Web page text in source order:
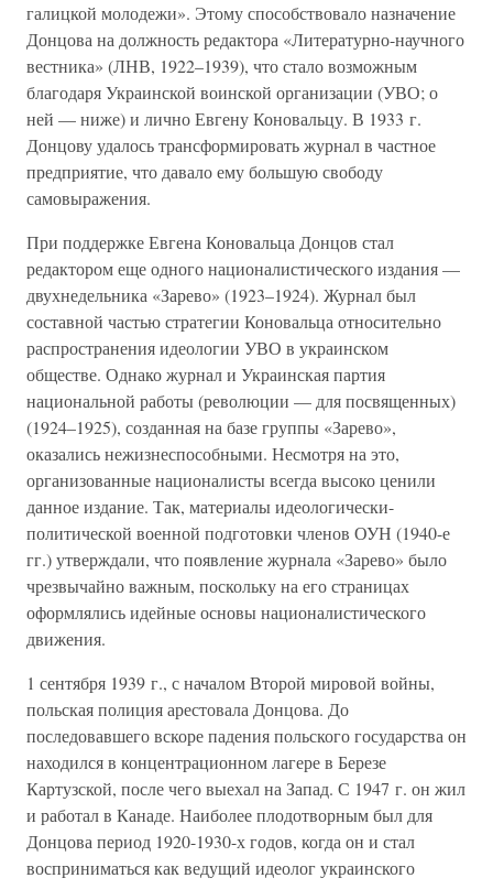
галицкой молодежи». Этому способствовало назначение
Донцова на должность редактора «Литературно-научного
вестника» (ЛНВ, 1922–1939), что стало возможным
благодаря Украинской воинской организации (УВО; о
ней — ниже) и лично Евгену Коновальцу. В 1933 г.
Донцову удалось трансформировать журнал в частное
предприятие, что давало ему большую свободу
самовыражения.
При поддержке Евгена Коновальца Донцов стал
редактором еще одного националистического издания —
двухнедельника «Зарево» (1923–1924). Журнал был
составной частью стратегии Коновальца относительно
распространения идеологии УВО в украинском
обществе. Однако журнал и Украинская партия
национальной работы (революции — для посвященных)
(1924–1925), созданная на базе группы «Зарево»,
оказались нежизнеспособными. Несмотря на это,
организованные националисты всегда высоко ценили
данное издание. Так, материалы идеологически-
политической военной подготовки членов ОУН (1940-е
гг.) утверждали, что появление журнала «Зарево» было
чрезвычайно важным, поскольку на его страницах
оформлялись идейные основы националистического
движения.
1 сентября 1939 г., с началом Второй мировой войны,
польская полиция арестовала Донцова. До
последовавшего вскоре падения польского государства он
находился в концентрационном лагере в Березе
Картузской, после чего выехал на Запад. С 1947 г. он жил
и работал в Канаде. Наиболее плодотворным был для
Донцова период 1920-1930-х годов, когда он и стал
восприниматься как ведущий идеолог украинского